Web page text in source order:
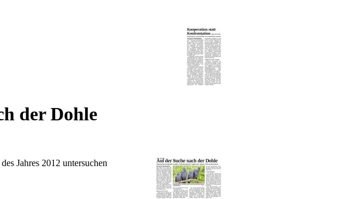
der Dohle
Jahres 2012 untersuchen